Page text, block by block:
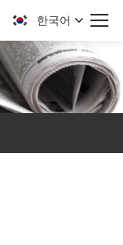
한국어